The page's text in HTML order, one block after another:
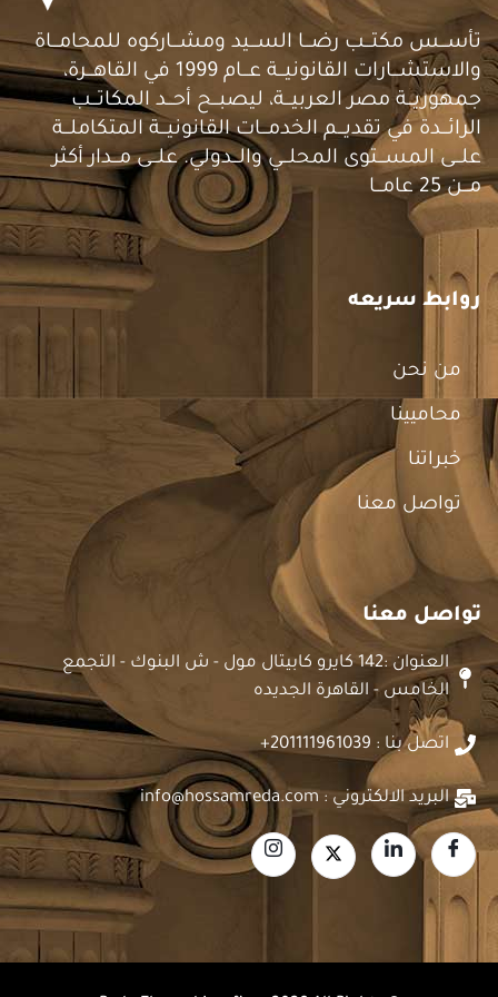
تأســـس مكتـــب رضـــا الســـيد ومشـــاركوه للمحامـــاة
والاستشـــارات القانونيـــة عـــام 1999 في القاهـــرة،
جمهوريـــة مصر العربيـــة، ليصبـــح أحـــد المكاتـــب
الرائـــدة في تقديـــم الخدمـــات القانونيـــة المتكاملـــة
علـــى المســـتوى المحلـــي والـــدولي. علـــى مـــدار أكثر
مـــن 25 عامـــا
روابط سريعه
من نحن
محاميينا
خبراتنا
تواصل معنا
تواصل معنا
العنوان :142 كايرو كابيتال مول - ش البنوك - التجمع
الخامس - القاهرة الجديده
اتصل بنا : 201111961039+
البريد الالكتروني : info@hossamreda.com